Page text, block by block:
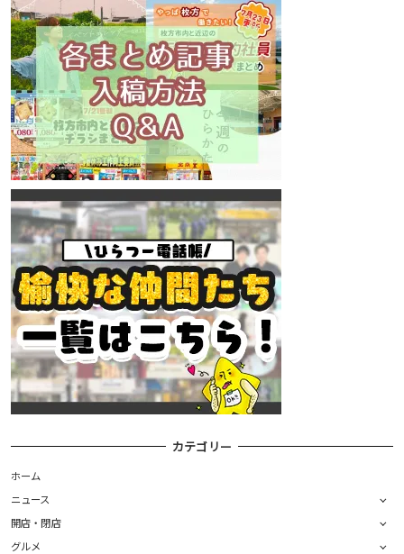
カテゴリー
ホーム
ニュース
開店・閉店
グルメ